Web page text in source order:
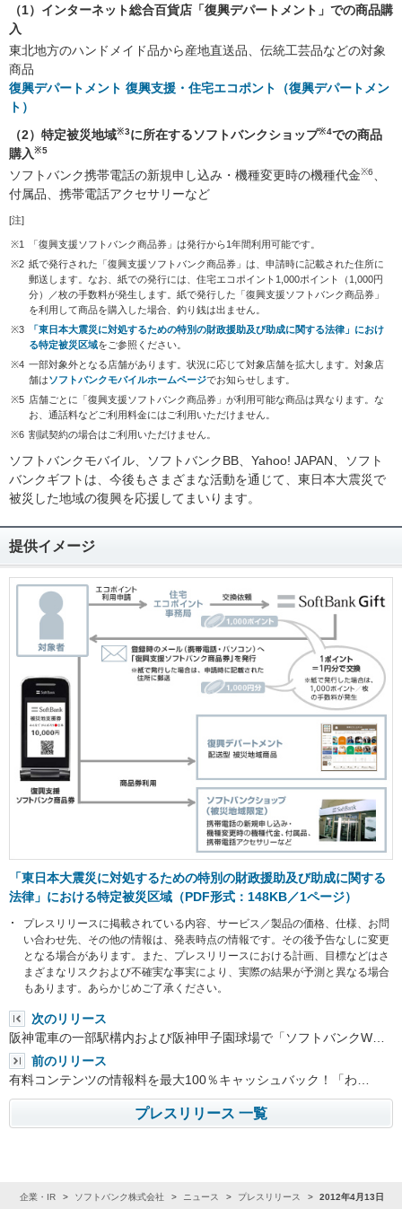
（1）インターネット総合百貨店「復興デパートメント」での商品購
入
東北地方のハンドメイド品から産地直送品、伝統工芸品などの対象
商品
復興デパートメント 復興支援・住宅エコポント（復興デパートメン
ト）
（2）特定被災地域※3に所在するソフトバンクショップ※4での商品
購入※5
ソフトバンク携帯電話の新規申し込み・機種変更時の機種代金※6
付属品、携帯電話アクセサリーなど
[注]
※1
「復興支援ソフトバンク商品券」は発行から1年間利用可能です。
※2 紙で発行された「復興支援ソフトバンク商品券」は、申請時に記載された住所に
郵送します。なお、紙での発行には、住宅エコポイント1,000ポイント（1,000円
分）／枚の手数料が発生します。紙で発行した「復興支援ソフトバンク商品券」
を利用して商品を購入した場合、釣り銭は出ません。
※3
「東日本大震災に対処するための特別の財政援助及び助成に関する法律」におけ
る特定被災区域をご参照ください。
※4 一部対象外となる店舗があります。状況に応じて対象店舗を拡大します。対象店
舗はソフトバンクモバイルホームページでお知らせします。
※5 店舗ごとに「復興支援ソフトバンク商品券」が利用可能な商品は異なります。な
お、通話料などご利用料金にはご利用いただけません。
※6 割賦契約の場合はご利用いただけません。
ソフトバンクモバイル、ソフトバンクBB、Yahoo! JAPAN、ソフト
バンクギフトは、今後もさまざまな活動を通じて、東日本大震災で
被災した地域の復興を応援してまいります。
提供イメージ
「東日本大震災に対処するための特別の財政援助及び助成に関する
法律」における特定被災区域（PDF形式：148KB／1ページ）
プレスリリースに掲載されている内容、サービス／製品の価格、仕様、お問
い合わせ先、その他の情報は、発表時点の情報です。その後予告なしに変更
となる場合があります。また、プレスリリースにおける計画、目標などはさ
まざまなリスクおよび不確実な事実により、実際の結果が予測と異なる場合
もあります。あらかじめご了承ください。
次のリリース
阪神電車の一部駅構内および阪神甲子園球場で「ソフトバンクW…
前のリリース
有料コンテンツの情報料を最大100％キャッシュバック！「わ…
プレスリリース 一覧
企業・IR ソフトバンク株式会社 ニュース プレスリリース 2012年4月13日